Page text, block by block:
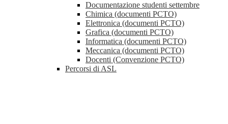
Documentazione studenti settembre
Chimica (documenti PCTO)
Elettronica (documenti PCTO)
Grafica (documenti PCTO)
Informatica (documenti PCTO)
Meccanica (documenti PCTO)
Docenti (Convenzione PCTO)
Percorsi di ASL